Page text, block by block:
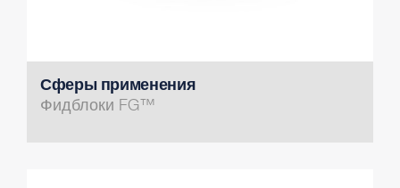
Сферы применения
Фидблоки FG™